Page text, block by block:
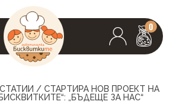
0
СТАТИИ / СТАРТИРА НОВ ПРОЕКТ НА
„БЪДЕЩЕ ЗА НАС“